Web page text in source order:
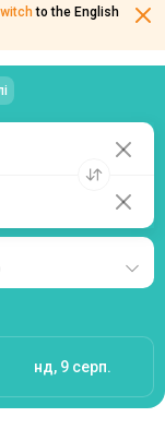
to the English
нд, 9 серп.